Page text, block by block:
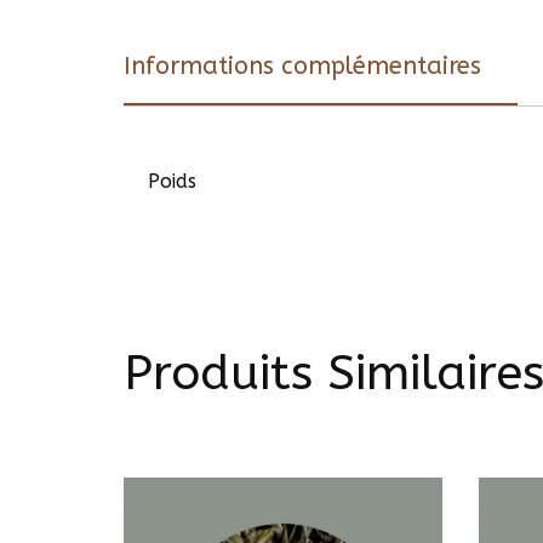
Informations complémentaires
Poids
Produits Similaires